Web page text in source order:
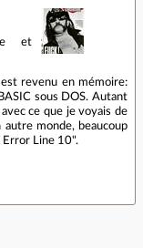
et
revenu en mémoire:
sous DOS. Autant
ce que je voyais de
monde, beaucoup
Error Line 10".